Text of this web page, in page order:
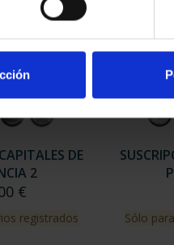
DE
2
€
registrados Sólo